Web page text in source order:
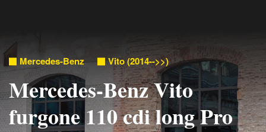
Mercedes-Benz Vito (2014-->>)
Mercedes-Benz Vito
furgone 110 cdi long Pro